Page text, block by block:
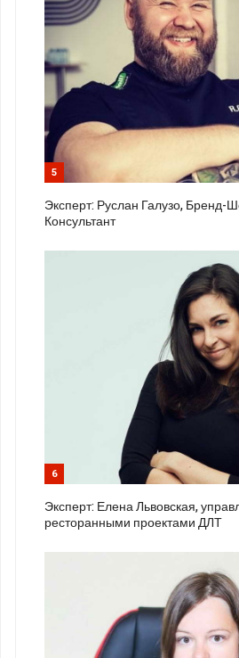
5
Эксперт: Руслан Галузо,
Консультант
6
Эксперт: Елена Львовская,
ресторанными проектами ДЛТ